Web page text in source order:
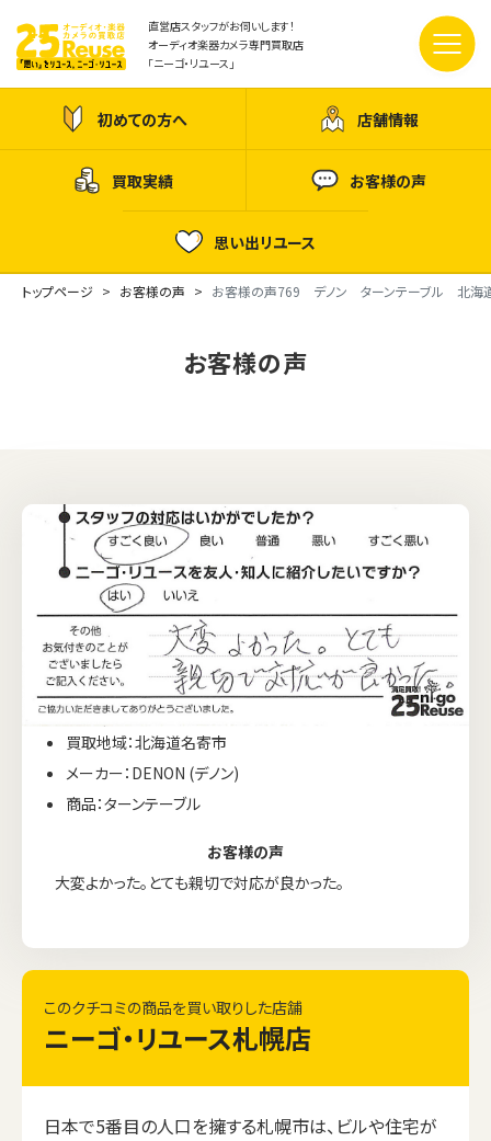
直営店スタッフがお伺いします！
オーディオ楽器カメラ専門買取店
「ニーゴ・リユース」
初めての方へ 店舗情報
買取実績 お客様の声
思い出リユース
トップページ お客様の声 お客様の声769 デノン ターンテーブル 北海
お客様の声
買取地域：北海道名寄市
メーカー：DENON (デノン)
商品：ターンテーブル
お客様の声
大変よかった。とても親切で対応が良かった。
このクチコミの商品を買い取りした店舗
ニーゴ・リユース札幌店
日本で5番目の人口を擁する札幌市は、ビルや住宅が